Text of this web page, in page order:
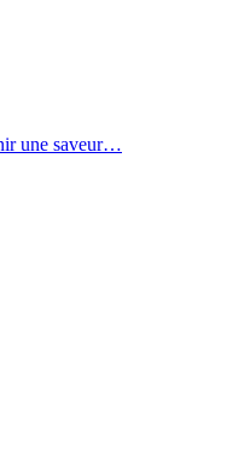
une saveur…